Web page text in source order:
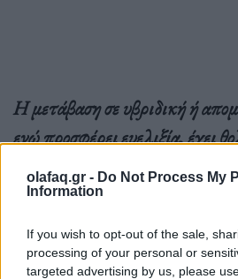
olafaq.gr - Do Not Process My
Information
If you wish to opt-out of the sale,
processing of your personal or
targeted advertising by us, please
Η μετάβαση σε υβριδική ή
ενώ προσφέρει ευελιξία, έχει
μεταξύ επαγγελματικής και
Πολλοί εργαζόμενοι
τις δουλειές τους, αναμένοντας
διαθέσιμοι.